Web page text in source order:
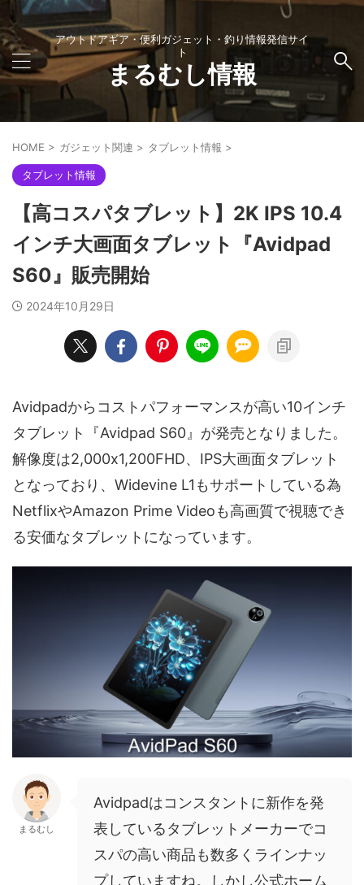
アウトドアギア・便利ガジェット・釣り情報発信サイ
ト
まるむし情報
HOME > ガジェット関連 > タブレット情報 >
タブレット情報
【高コスパタブレット】2K IPS 10.4
インチ大画面タブレット『Avidpad
S60』販売開始
2024年10月29日
Avidpadからコストパフォーマンスが高い10インチ
タブレット『Avidpad S60』が発売となりました。
解像度は2,000x1,200FHD、IPS大画面タブレット
となっており、Widevine L1もサポートしている為
NetflixやAmazon Prime Videoも高画質で視聴でき
る安価なタブレットになっています。
まるむし
Avidpadはコンスタントに新作を発
表しているタブレットメーカーでコ
スパの高い商品も数多くラインナッ
プしていますね。しかし公式ホーム